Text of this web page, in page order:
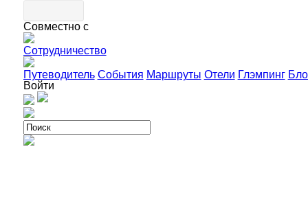
Совместно с
Сотрудничество
Путеводитель События Маршруты Отели Глэмпинг
Войти